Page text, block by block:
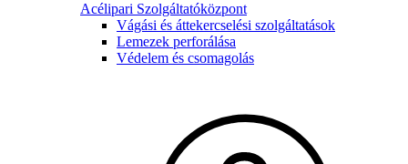
Acélipari Szolgáltatóközpont
Vágási és áttekercselési szolgáltatások
Lemezek perforálása
Védelem és csomagolás